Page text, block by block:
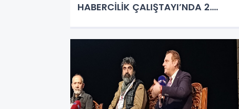
HABERCİLİK ÇALIŞTAYI’NDA 2.